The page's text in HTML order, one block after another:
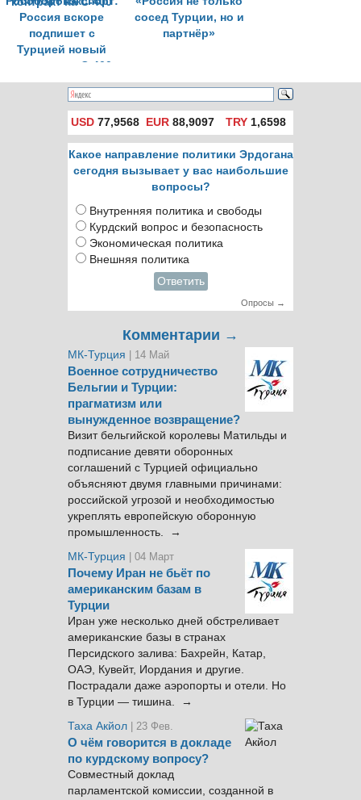
Россия вскоре
подпишет с
Турцией новый
контракт на С-400
сосед Турции, но и
партнёр»
USD 77,9568 EUR 88,9097 TRY1,6598
Какое направление политики Эрдогана
сегодня вызывает у вас наибольшие
вопросы?
Внутренняя политика и свободы
Курдский вопрос и безопасность
Экономическая политика
Внешняя политика
Ответить
Опросы →
Комментарии →
МК-Турция | 14 Май
Военное сотрудничество
Бельгии и Турции:
прагматизм или
вынужденное возвращение?
Визит бельгийской королевы Матильды и
подписание девяти оборонных
соглашений с Турцией официально
объясняют двумя главными причинами:
российской угрозой и необходимостью
укреплять европейскую оборонную
промышленность. →
МК-Турция
| 04 Март
Почему Иран не бьёт по
американским базам в
Турции
Иран уже несколько дней обстреливает
американские базы в странах
Персидского залива: Бахрейн, Катар,
ОАЭ, Кувейт, Иордания и другие.
Пострадали даже аэропорты и отели. Но
в Турции — тишина. →
Таха Акйол | 23 Фев.
О чём говорится в докладе
по курдскому вопросу?
Совместный доклад
парламентской комиссии, созданной в